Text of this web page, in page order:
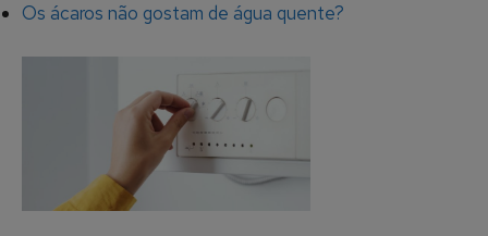
Os ácaros não gostam de água quente?